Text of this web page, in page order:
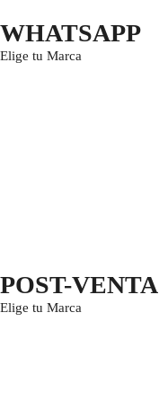
WHATSAPP
Elige tu Marca
POST-VENTA
Elige tu Marca